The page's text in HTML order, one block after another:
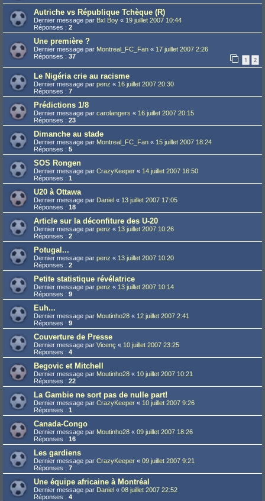
Autriche vs République Tchèque (R)
Dernier message par Bxl Boy « 19 juillet 2007 10:44
Réponses : 2
Une première ?
Dernier message par Montreal_FC_Fan « 17 juillet 2007 2:26
Réponses : 37 1 2
Le Nigéria crie au racisme
Dernier message par penz « 16 juillet 2007 20:30
Réponses : 7
Prédictions 1/8
Dernier message par carolangers « 16 juillet 2007 20:15
Réponses : 23
Dimanche au stade
Dernier message par Montreal_FC_Fan « 15 juillet 2007 18:24
Réponses : 5
SOS Rongen
Dernier message par CrazyKeeper « 14 juillet 2007 16:50
Réponses : 1
U20 à Ottawa
Dernier message par Daniel « 13 juillet 2007 17:05
Réponses : 18
Article sur la déconfiture des U-20
Dernier message par penz « 13 juillet 2007 10:26
Réponses : 2
Potugal...
Dernier message par penz « 13 juillet 2007 10:20
Réponses : 2
Petite statistique révélatrice
Dernier message par penz « 13 juillet 2007 10:14
Réponses : 9
Euh...
Dernier message par Moutinho28 « 12 juillet 2007 2:41
Réponses : 9
Couverture de Presse
Dernier message par Vicenç « 10 juillet 2007 23:25
Réponses : 4
Begovic et Mitchell
Dernier message par Moutinho28 « 10 juillet 2007 10:21
Réponses : 22
La Gambie ne sort pas de nulle part!
Dernier message par CrazyKeeper « 10 juillet 2007 9:26
Réponses : 1
Canada-Congo
Dernier message par Moutinho28 « 09 juillet 2007 18:26
Réponses : 16
Les gardiens
Dernier message par CrazyKeeper « 09 juillet 2007 9:21
Réponses : 7
Une équipe africaine à Montréal
Dernier message par Daniel « 08 juillet 2007 22:52
Réponses : 4